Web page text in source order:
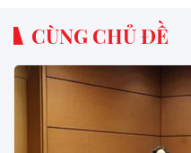
CÙNG CHỦ ĐỀ